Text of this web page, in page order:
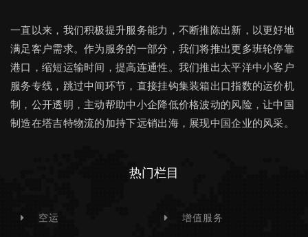
一直以来，我们积极提升服务能力，不断推陈出新，以更好地
满足客户需求。作为服务的一部分，我们将推出更多班轮停靠
港口，缩短运输时间，提高连通性。我们推出太平洋中小客户
服务专线，跳过中间环节，直接挂钩集装箱出口指数的运价机
制，公开透明，主动帮助中小企降低价格波动的风险，让中国
制造在塔吉特物流的加持下远销出海，展现中国企业的风采。
热门栏目
空运 增值服务